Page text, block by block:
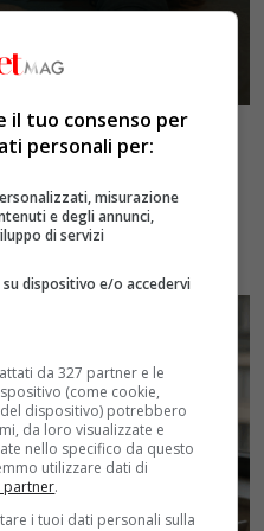
amplificato dai
show
il tuo consenso per
personali per:
misurazione
e degli annunci,
di servizi
dispositivo e/o accedervi
da 327 partner e le
(come cookie,
dispositivo) potrebbero
da loro visualizzate e
nello specifico da questo
utilizzare dati di
partner.
i tuoi dati personali sulla